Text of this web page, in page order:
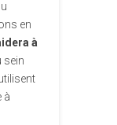
en
à
sein
à